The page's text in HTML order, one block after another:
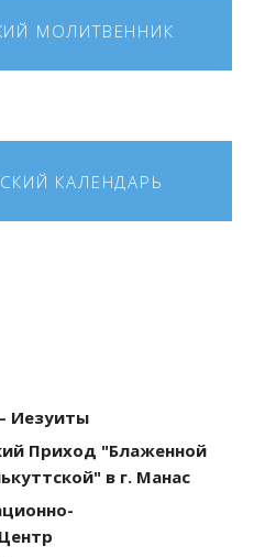
МОЛИТВЕННИК
КАЛЕНДАРЬ
Иезуиты
Приход "Блаженной
в г. Манас